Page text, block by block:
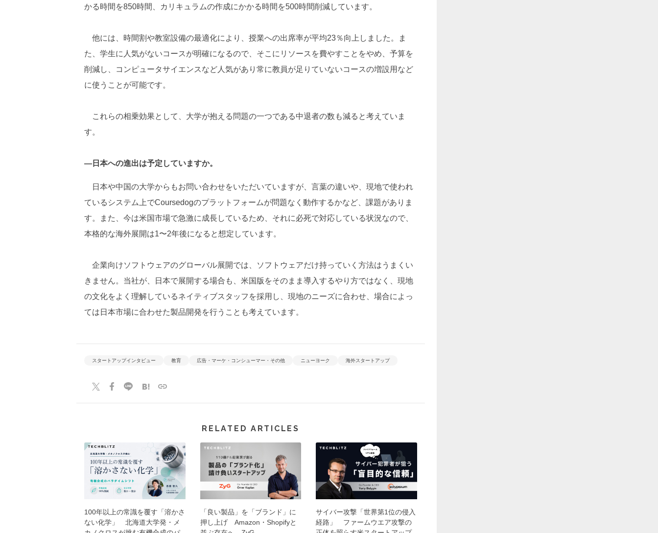
かる時間を850時間、カリキュラムの作成にかかる時間を500時間削減しています。
他には、時間割や教室設備の最適化により、授業への出席率が平均23％向上しました。ま
た、学生に人気がないコースが明確になるので、そこにリソースを費やすことをやめ、予算を
削減し、コンピュータサイエンスなど人気があり常に教員が足りていないコースの増設用など
に使うことが可能です。
これらの相乗効果として、大学が抱える問題の一つである中退者の数も減ると考えていま
す。
―日本への進出は予定していますか。
日本や中国の大学からもお問い合わせをいただいていますが、言葉の違いや、現地で使われ
ているシステム上でCoursedogのプラットフォームが問題なく動作するかなど、課題がありま
す。また、今は米国市場で急激に成長しているため、それに必死で対応している状況なので、
本格的な海外展開は1〜2年後になると想定しています。
企業向けソフトウェアのグローバル展開では、ソフトウェアだけ持っていく方法はうまくい
きません。当社が、日本で展開する場合も、米国版をそのまま導入するやり方ではなく、現地
の文化をよく理解しているネイティブスタッフを採用し、現地のニーズに合わせ、場合によっ
ては日本市場に合わせた製品開発を行うことも考えています。
スタートアップインタビュー 教育 広告・マーケ・コンシューマー・その他 ニューヨーク 海外スタートアップ
RELATED ARTICLES
100年以上の常識を覆す「溶かさ
ない化学」 北海道大学発・メ
「良い製品」を「ブランド」に
押し上げ Amazon・Shopifyと
サイバー攻撃「世界第1位の侵入
経路」 ファームウエア攻撃の